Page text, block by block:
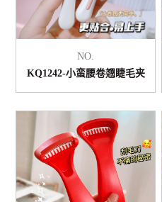
NO.
KQ1242-小蛮腰卷翘睫毛夹